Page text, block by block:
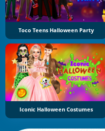
Toco Teens Halloween Party
Iconic Halloween Costumes